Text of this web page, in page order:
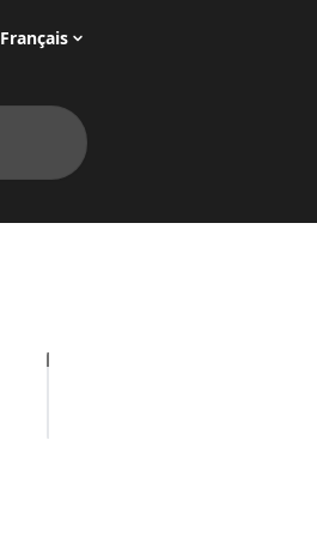
Français